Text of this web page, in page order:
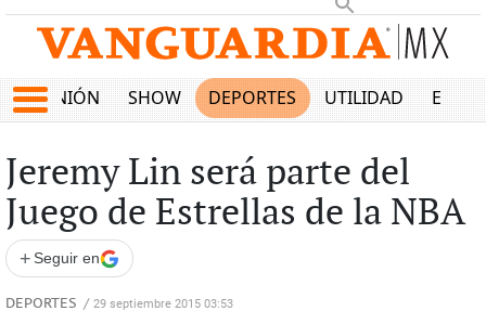
OPINIÓN SHOW DEPORTES UTILIDAD
Jeremy Lin será parte del
Juego de Estrellas de la NBA
+ Seguir en
DEPORTES / 29 septiembre 2015 03:53